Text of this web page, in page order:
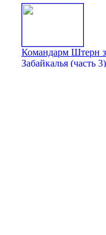
Командарм Штерн
Забайкалья (часть 3)